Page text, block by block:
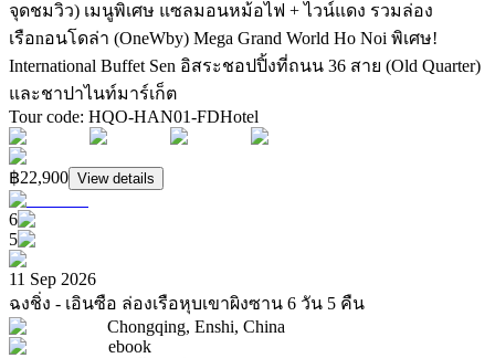
จุดชมวิว) เมนูพิเศษ แซลมอนหม้อไฟ + ไวน์แดง รวมล่อง
เรือnอนโดล่า (OneWby) Mega Grand World Ho Noi พิเศษ!
International Buffet Sen อิสระชอปปิ้งที่ถนน 36 สาย (Old Quarter)
และชาปาไนท์มาร์เก็ต
Tour code: HQO-HAN01-FDHotel
฿22,900 View details
6
5
11 Sep 2026
ฉงชิ่ง - เอินซือ ล่องเรือหุบเขาผิงซาน 6 วัน 5 คืน
Chongqing, Enshi, China
ebook